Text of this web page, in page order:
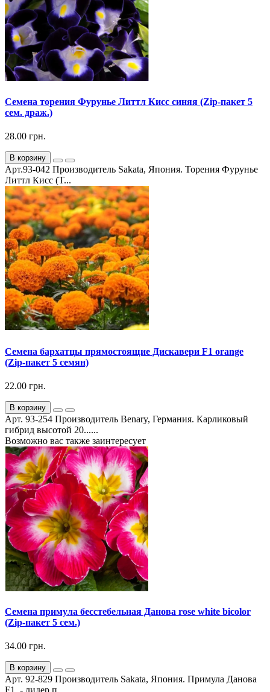
Семена торения Фурунье Литтл Кисс синяя (Zip-пакет 5
сем. драж.)
28.00 грн.
В корзину
Арт.93-042 Производитель Sakata, Япония. Торения Фурунье
Литтл Кисс (T...
Семена бархатцы прямостоящие Дискавери F1 orange
(Zip-пакет 5 семян)
22.00 грн.
В корзину
Арт. 93-254 Производитель Benary, Германия. Карликовый
гибрид высотой 20......
Возможно вас также заинтересует
Семена примула бесстебельная Данова rose white bicolor
(Zip-пакет 5 сем.)
34.00 грн.
В корзину
Арт. 92-829 Производитель Sakata, Япония. Примула Данова